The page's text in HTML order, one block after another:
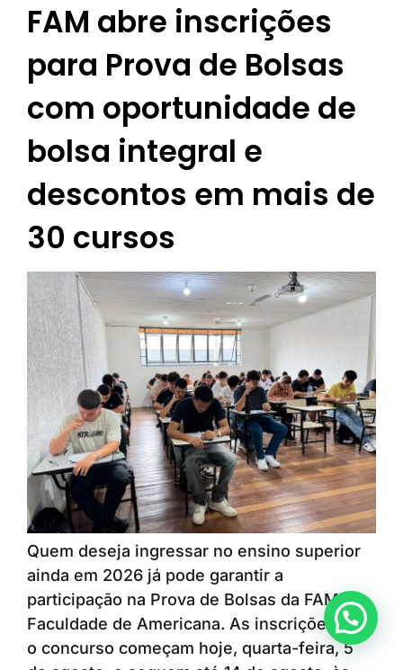
FAM abre inscrições
para Prova de Bolsas
com oportunidade de
bolsa integral e
descontos em mais de
30 cursos
Quem deseja ingressar no ensino superior
ainda em 2026 já pode garantir a
participação na Prova de Bolsas da FAM –
Faculdade de Americana. As inscrições para
o concurso começam hoje, quarta-feira, 5